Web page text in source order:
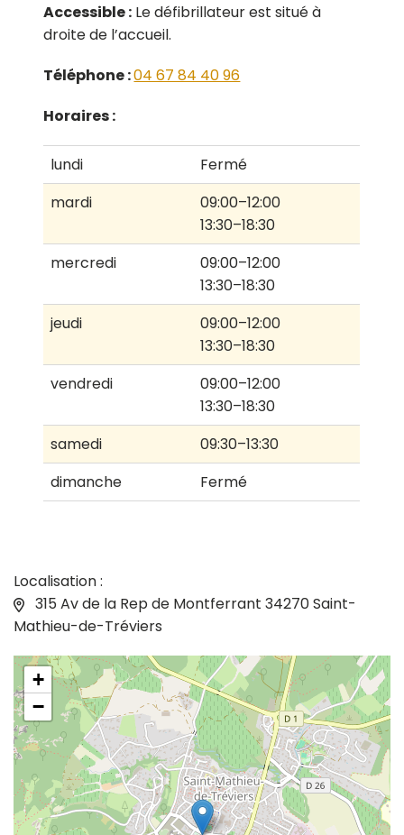
Accessible : Le défibrillateur est situé à
droite de l’accueil.
Téléphone :04 67 84 40 96
Horaires :
lundi
Fermé
mardi
09:00–12:00
13:30–18:30
mercredi
09:00–12:00
13:30–18:30
jeudi
09:00–12:00
13:30–18:30
vendredi
09:00–12:00
13:30–18:30
samedi
09:30–13:30
dimanche
Fermé
Localisation :
315 Av de la Rep de Montferrant 34270 Saint-
Mathieu-de-Tréviers
+
−